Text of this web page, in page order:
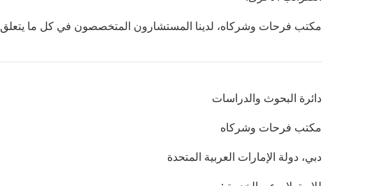
مكتب فرحات وشركاه، لدينا المستشارون المتخصصون في كل ما يتعلق
دائرة البحوث والدراسات
مكتب فرحات وشركاه
دبي، دولة الإمارات العربية المتحدة